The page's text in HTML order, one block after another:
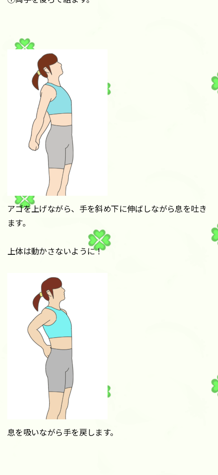
アゴを上げながら、手を斜め下に伸ばしながら息を吐き
ます。
上体は動かさないように！
息を吸いながら手を戻します。